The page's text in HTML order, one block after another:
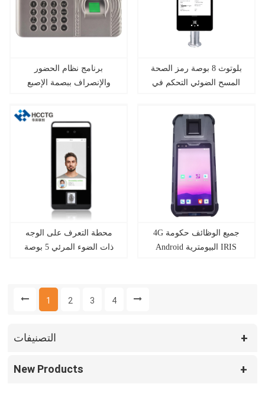
برنامج نظام الحضور
والإنصراف ببصمة الإصبع
بلوتوث 8 بوصة رمز الصحة
المسح الضوئي التحكم في
محطة التعرف على الوجه
ذات الضوء المرئي 5 بوصة
4G جميع الوظائف حكومة
Android البيومترية IRIS
1 2 3 4
التصنيفات
New Products